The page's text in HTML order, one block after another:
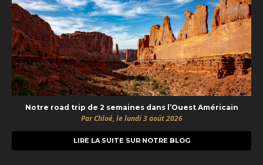
Notre road trip de 2 semaines dans l’Ouest Américain
Par Chloé, le lundi 3 août 2026
LIRE LA SUITE SUR NOTRE BLOG